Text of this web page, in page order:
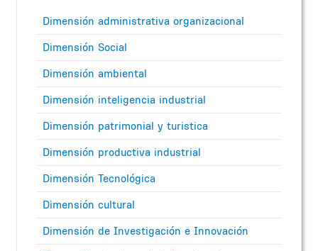
Dimensión administrativa organizacional
Dimensión Social
Dimensión ambiental
Dimensión inteligencia industrial
Dimensión patrimonial y turistica
Dimensión productiva industrial
Dimensión Tecnológica
Dimensión cultural
Dimensión de Investigación e Innovación